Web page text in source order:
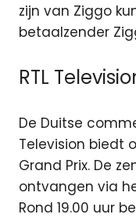
zijn van Ziggo
betaalzender
RTL
De Duitse
Television biedt
Grand Prix. De
ontvangen via
Rond 19.00 uur